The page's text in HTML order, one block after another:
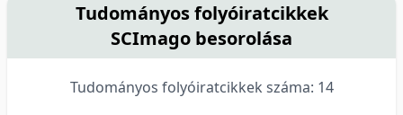
Tudományos folyóiratcikkek
SCImago besorolása
Tudományos folyóiratcikkek száma: 14